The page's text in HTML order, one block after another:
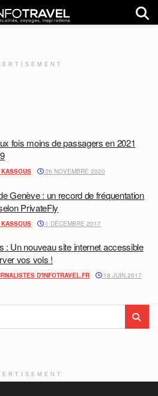
fois moins de passagers en 2021
26 NOVEMBRE 2020
Genève : un record de fréquentation
PrivateFly
1 DÉCEMBRE 2017
: Un nouveau site internet accessible
vos vols !
D'INFOTRAVEL.FR 18 JUIN 2017